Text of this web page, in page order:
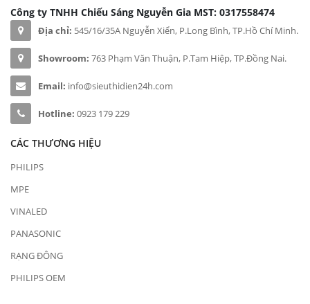
Công ty TNHH Chiếu Sáng Nguyễn Gia MST: 0317558474
Địa chỉ: 545/16/35A Nguyễn Xiển, P.Long Bình, TP.Hồ Chí Minh.
Showroom: 763 Phạm Văn Thuận, P.Tam Hiệp, TP.Đồng Nai.
Email: info@sieuthidien24h.com
Hotline: 0923 179 229
CÁC THƯƠNG HIỆU
PHILIPS
MPE
VINALED
PANASONIC
RẠNG ĐÔNG
PHILIPS OEM